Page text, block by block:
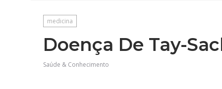
medicina
Doença De Tay-
Saúde & Conhecimento